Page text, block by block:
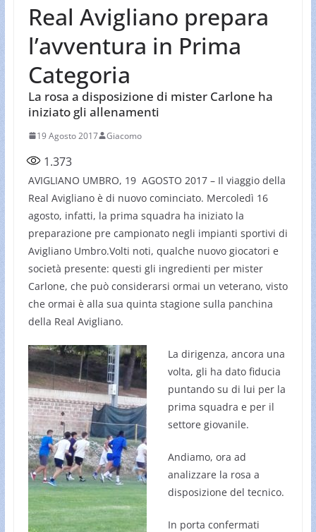
Real Avigliano prepara
l’avventura in Prima
Categoria
La rosa a disposizione di mister Carlone ha
iniziato gli allenamenti
19 Agosto 2017 Giacomo
1.373
AVIGLIANO UMBRO, 19 AGOSTO 2017 – Il viaggio della
Real Avigliano è di nuovo cominciato. Mercoledì 16
agosto, infatti, la prima squadra ha iniziato la
preparazione pre campionato negli impianti sportivi di
Avigliano Umbro.Volti noti, qualche nuovo giocatori e
società presente: questi gli ingredienti per mister
Carlone, che può considerarsi ormai un veterano, visto
che ormai è alla sua quinta stagione sulla panchina
della Real Avigliano.
La dirigenza, ancora una
volta, gli ha dato fiducia
puntando su di lui per la
prima squadra e per il
settore giovanile.
Andiamo, ora ad
analizzare la rosa a
disposizione del tecnico.
In porta confermati